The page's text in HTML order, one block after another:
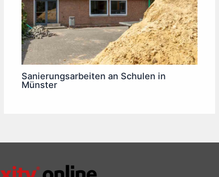
Sanierungsarbeiten an Schulen in
Münster